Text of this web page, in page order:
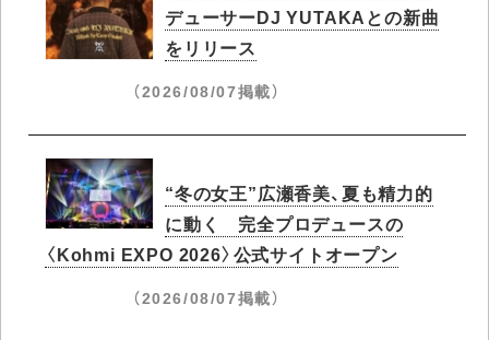
デューサーDJ YUTAKAとの新曲
をリリース
（2026/08/07掲載）
“冬の女王”広瀬香美、夏も精力的
に動く 完全プロデュースの
〈Kohmi EXPO 2026〉公式サイトオープン
（2026/08/07掲載）